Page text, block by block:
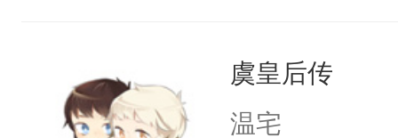
纪人看着保守
挑了几件性感
虞皇后传
温宅